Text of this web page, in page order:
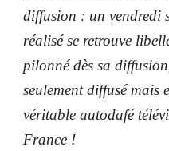
diffusion : un
réalisé se retrouve
pilonné dès sa
seulement diffusé
véritable autodafé
France !